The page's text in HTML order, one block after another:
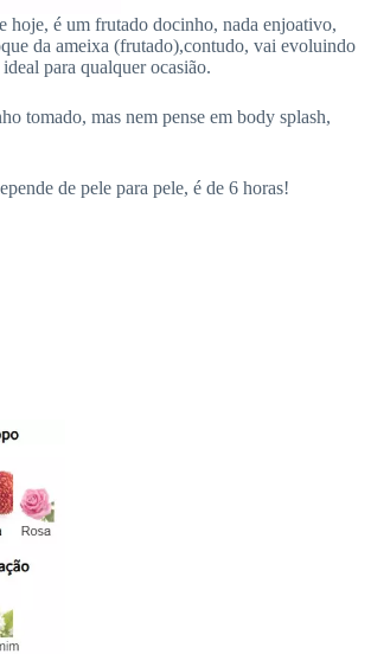
hoje, é um frutado docinho, nada enjoativo,
da ameixa (frutado),contudo, vai evoluindo
para qualquer ocasião.
tomado, mas nem pense em body splash,
de pele para pele, é de 6 horas!